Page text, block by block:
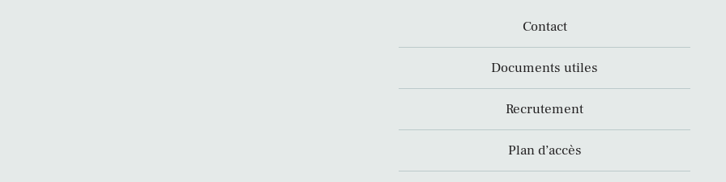
Contact
Documents utiles
Recrutement
Plan d’accès